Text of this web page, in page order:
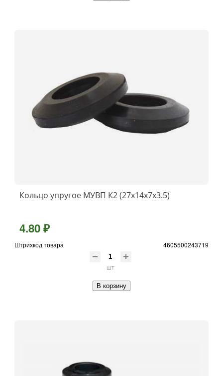
Кольцо упругое МУВП К2 (27х14х7х3.5)
4.80 ₽
Штрихкод товара 4605500243719
шт
В корзину